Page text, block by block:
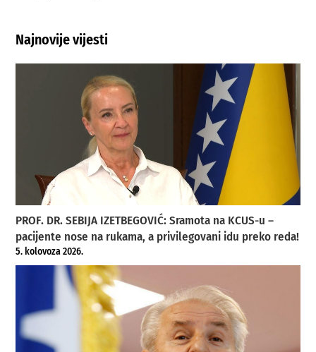
Najnovije vijesti
PROF. DR. SEBIJA IZETBEGOVIĆ: Sramota na KCUS-u –
pacijente nose na rukama, a privilegovani idu preko reda!
5. kolovoza 2026.